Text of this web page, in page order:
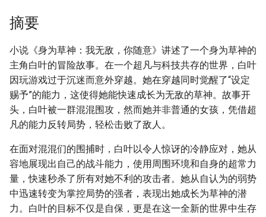
摘要
小说《身为草神：我无敌，你随意》讲述了一个身为草神的
主角白叶的冒险故事。在一个超凡与科技共存的世界，白叶
因玩游戏过于沉迷而意外穿越。她在穿越同时觉醒了“设定
赐予”的能力，这使得她能快速成长为无敌的草神。故事开
头，白叶被一群混混围攻，然而她并非普通的女孩，凭借超
凡的能力反转局势，轻松击败了敌人。
在面对混混们的围捕时，白叶以令人惊讶的冷静应对，她从
容地展现出自己的战斗能力，使用周围环境和自身的超常力
量，快速秒杀了所有对她不利的攻击者。她从自认为的弱势
中迅速转变为掌控局势的强者，表现出她成长为草神的潜
力。白叶的目标不仅是自保，更是在这一全新的世界中生存